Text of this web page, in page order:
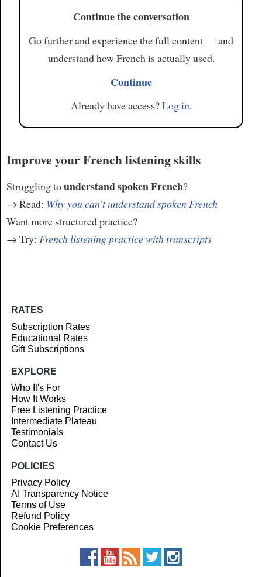
Continue the conversation
Go further and experience the full content — and
understand how French is actually used.
Continue
Already have access?Log in.
Improve your French listening skills
Struggling tounderstand spoken French?
→ Read: Why you can't understand spoken French
Want more structured practice?
→ Try: French listening practice with transcripts
RATES
Subscription Rates
Educational Rates
Gift Subscriptions
EXPLORE
Who It's For
How It Works
Free Listening Practice
Intermediate Plateau
Testimonials
Contact Us
POLICIES
Privacy Policy
AI Transparency Notice
Terms of Use
Refund Policy
Cookie Preferences